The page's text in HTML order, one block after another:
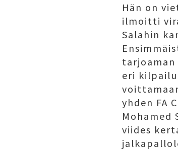
Hän on
ilmoitti
Salahin
tarjoaman
eri
yhden FA
viides